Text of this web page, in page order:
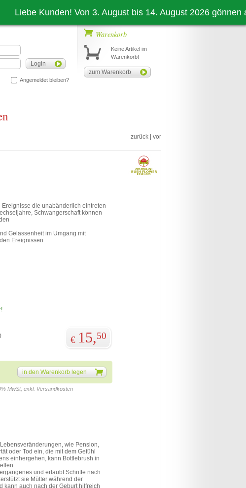
Kunden! Von 3. August bis 14. August 2026 gönnen
Login
Angemeldet bleiben?
Warenkorb
Keine Artikel im
Warenkorb!
zum Warenkorb
zurück vor
die unabänderlich eintreten
Schwangerschaft können
Gelassenheit im Umgang mit
Ereignissen
€ 15,50
in den Warenkorb legen
MwSt, exkl. Versandkosten
wie Pension,
oder Tod ein, die mit dem Gefühl
einhergehen, kann Bottlebrush in
und erlaubt Schritte nach
sie Mütter während der
kann auch nach der Geburt hilfreich